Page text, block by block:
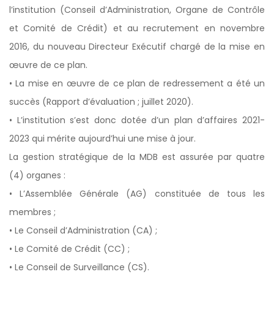
l’institution (Conseil d’Administration, Organe de Contrôle
et Comité de Crédit) et au recrutement en novembre
2016, du nouveau Directeur Exécutif chargé de la mise en
œuvre de ce plan.
• La mise en œuvre de ce plan de redressement a été un
succès (Rapport d’évaluation ; juillet 2020).
• L’institution s’est donc dotée d’un plan d’affaires 2021-
2023 qui mérite aujourd’hui une mise à jour.
La gestion stratégique de la MDB est assurée par quatre
(4) organes :
• L’Assemblée Générale (AG) constituée de tous les
membres ;
• Le Conseil d’Administration (CA) ;
• Le Comité de Crédit (CC) ;
• Le Conseil de Surveillance (CS).